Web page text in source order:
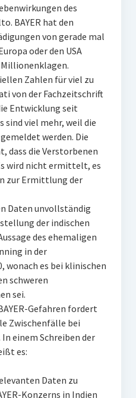
des
BAYER hat den
von gerade mal
oder den USA
Zahlen für viel zu
von der Fachzeitschrift
Entwicklung seit
sind viel mehr, weil die
werden. Die
dass die Verstorbenen
wird nicht ermittelt, es
zur Ermittlung der
Daten unvollständig
der indischen
des ehemaligen
in der
wonach es bei klinischen
schweren
sei.
Gefahren fordert
Zwischenfälle bei
einem Schreiben der
es:
Daten zu
Konzerns in Indien